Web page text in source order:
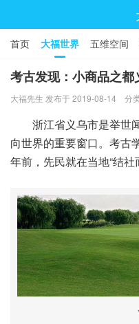
首页 大福世界 五维空间
考古发现：小商品之
大福先生 发布于 2019-08-14 分
浙江省义乌市是举世
向世界的重要窗口。考古
年前，先民就在当地“结社